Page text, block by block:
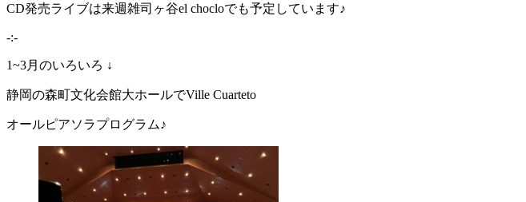
CD発売ライブは来週雑司ヶ谷el chocloでも予定しています♪
-:-
1~3月のいろいろ ↓
静岡の森町文化会館大ホールでVille Cuarteto
オールピアソラプログラム♪